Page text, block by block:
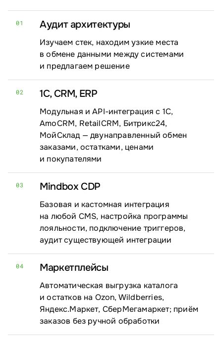
01 Аудит архитектуры
Изучаем стек, находим узкие места
в обмене данными между системами
и предлагаем решение
02 1С, CRM, ERP
Модульная и API-интеграция с 1С,
AmoCRM, RetailCRM, Битрикс24,
МойСклад — двунаправленный обмен
заказами, остатками, ценами
и покупателями
03 Mindbox CDP
Базовая и кастомная интеграция
на любой CMS, настройка программы
лояльности, подключение триггеров,
аудит существующей интеграции
04 Маркетплейсы
Автоматическая выгрузка каталога
и остатков на Ozon, Wildberries,
Яндекс.Маркет, СберМегамаркет; приём
заказов без ручной обработки